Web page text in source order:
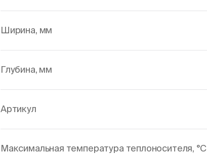
Ширина, мм
Глубина, мм
Артикул
Максимальная температура теплоносителя, °С